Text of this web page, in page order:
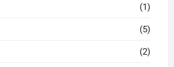
(1)
(5)
(2)